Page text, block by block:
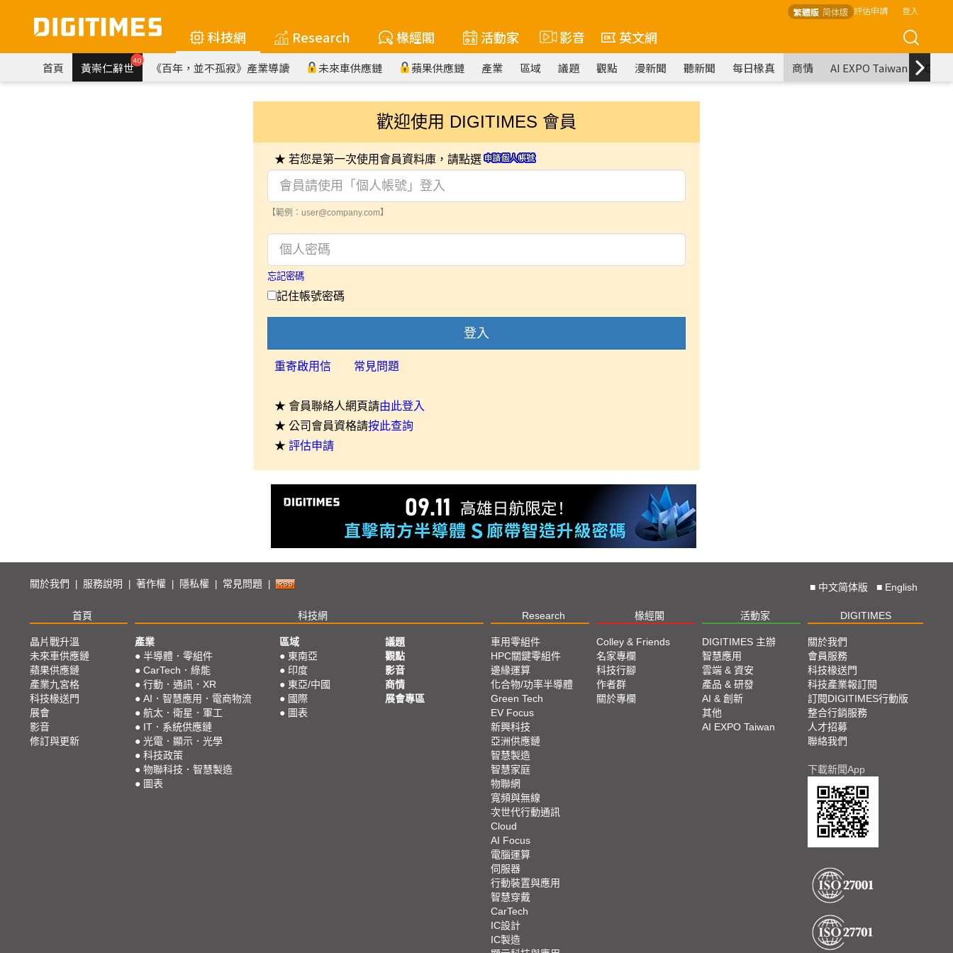
繁體版 简体版 評估申請 登入
科技網 Research 椽經閣 活動家 影音 英文網
首頁 黃崇仁辭世40 《百年，並不孤寂》產業導讀 未來車供應鏈 蘋果供應鏈 產業 區域 議題 觀點 漫新聞 聽新聞 每日椽真 商情 AI EXPO Taiwan
歡迎使用 DIGITIMES 會員
★ 若您是第一次使用會員資料庫，請點選
【範例：user@company.com】
忘記密碼
記住帳號密碼
登入
重寄啟用信 常見問題
★ 會員聯絡人網頁請由此登入
★ 公司會員資格請按此查詢
★ 評估申請
關於我們 服務說明 著作權 隱私權 常見問題 ■ 中文简体版 ■ English
首頁 科技網 Research 椽經閣 活動家 DIGITIMES
晶片戰升溫
未來車供應鏈
蘋果供應鏈
產業九宮格
科技椽送門
展會
影音
修訂與更新
產業
● 半導體．零組件
● CarTech．綠能
● 行動．通訊．XR
● AI．智慧應用．電商物流
● 航太．衛星．軍工
● IT．系統供應鏈
● 光電．顯示．光學
● 科技政策
● 物聯科技．智慧製造
● 圖表
區域
● 東南亞
● 印度
● 東亞/中國
● 國際
● 圖表
議題
觀點
影音
商情
展會專區
車用零組件
HPC關鍵零組件
邊緣運算
化合物/功率半導體
Green Tech
EV Focus
新興科技
亞洲供應鏈
智慧製造
智慧家庭
物聯網
寬頻與無線
次世代行動通訊
Cloud
AI Focus
電腦運算
伺服器
行動裝置與應用
智慧穿戴
CarTech
IC設計
IC製造
Colley & Friends
名家專欄
科技行腳
作者群
關於專欄
DIGITIMES 主辦
智慧應用
雲端 & 資安
產品 & 研發
AI & 創新
其他
AI EXPO Taiwan
關於我們
會員服務
科技椽送門
科技產業報訂閱
訂閱DIGITIMES行動版
整合行銷服務
人才招募
聯絡我們
下載新聞App